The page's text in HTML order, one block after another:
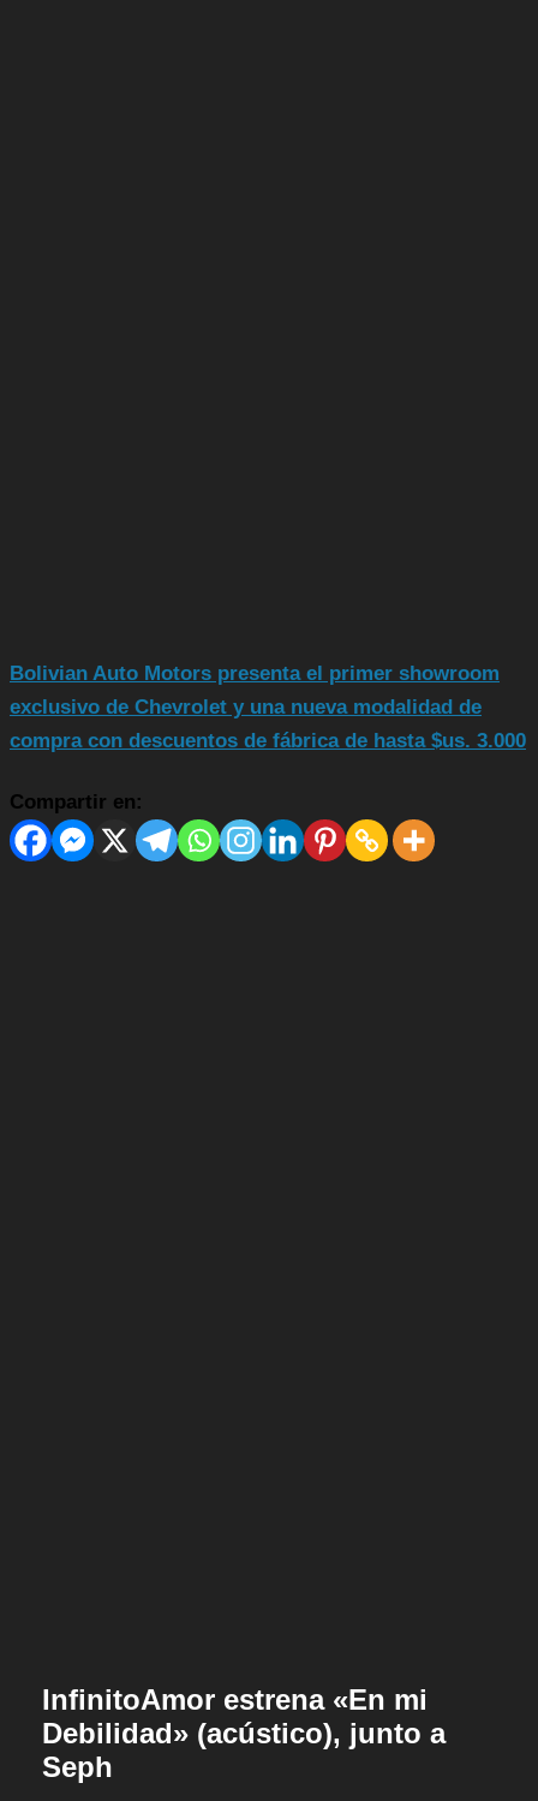
Bolivian Auto Motors presenta el primer showroom
exclusivo de Chevrolet y una nueva modalidad de
compra con descuentos de fábrica de hasta $us. 3.000
Compartir en:
InfinitoAmor estrena «En mi
Debilidad» (acústico), junto a
Seph